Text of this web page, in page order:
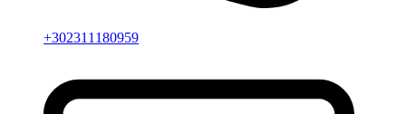
+302311180959